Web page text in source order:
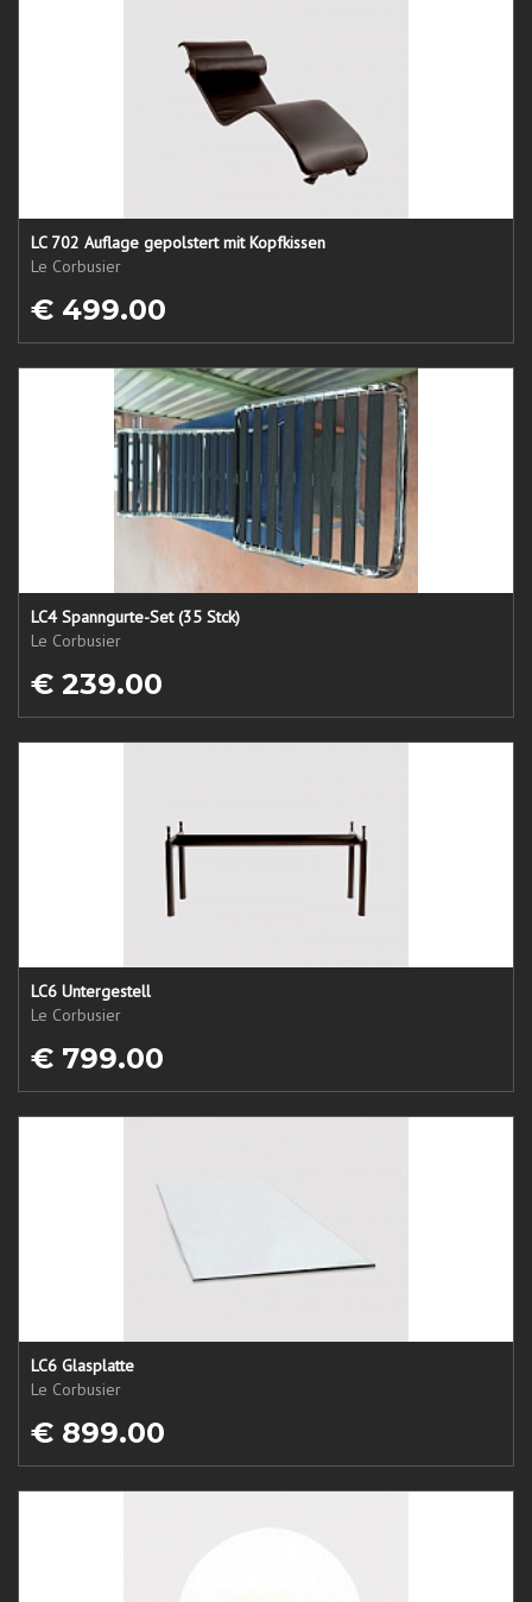
LC 702 Auflage gepolstert mit Kopfkissen
Le Corbusier
€ 499.00
LC4 Spanngurte-Set (35 Stck)
Le Corbusier
€ 239.00
LC6 Untergestell
Le Corbusier
€ 799.00
LC6 Glasplatte
Le Corbusier
€ 899.00